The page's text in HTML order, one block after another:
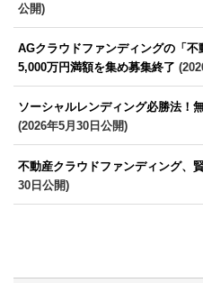
公開)
AGクラウドファンディングの「不
5,000万円満額を集め募集終了
ソーシャルレンディング必勝法！
(2026年5月30日公開)
不動産クラウドファンディング、
30日公開)